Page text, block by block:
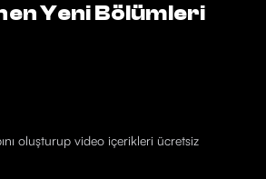
Yeni Bölümleri
oluşturup video içerikleri ücretsiz